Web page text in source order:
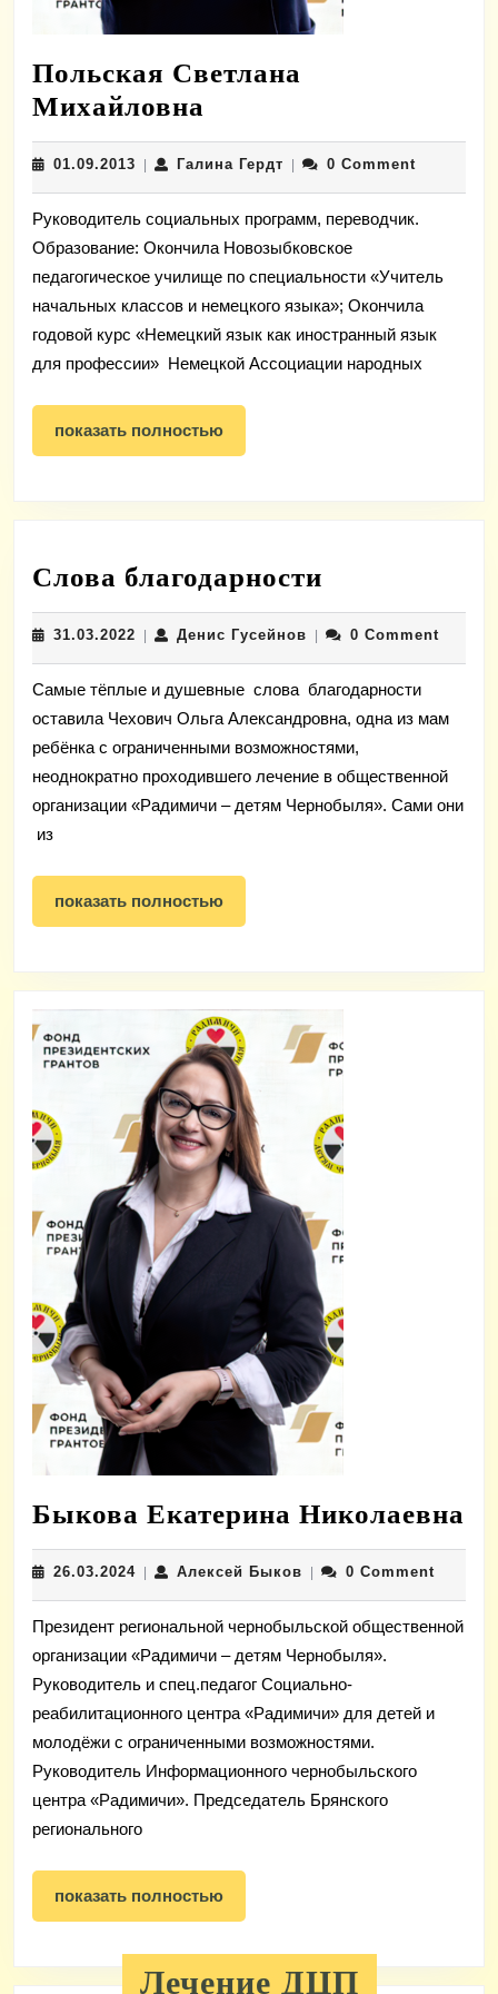
Польская Светлана
Михайловна
Светлана
Михайловна
01.09.2013 01.09.2013
| Галина ГердтГалина
| 0 Comment
Руководитель социальных программ, переводчик.
Образование: Окончила Новозыбковское
педагогическое училище по специальности «Учитель
начальных классов и немецкого языка»; Окончила
годовой курс «Немецкий язык как иностранный язык
для профессии» Немецкой Ассоциации народных
показать полностьюпоказать
полностью
Слова благодарности
31.03.2022 31.03.2022
| Денис ГусейновДенис
| 0 Comment
Самые тёплые и душевные слова благодарности
оставила Чехович Ольга Александровна, одна из мам
ребёнка с ограниченными возможностями,
неоднократно проходившего лечение в общественной
организации «Радимичи – детям Чернобыля». Сами они
из
показать полностьюпоказать
полностью
Быкова Екатерина Николаевна
26.03.202426.03.2024
| Алексей БыковАлексей
| 0 Comment
Президент региональной чернобыльской общественной
организации «Радимичи – детям Чернобыля».
Руководитель и спец.педагог Социально-
реабилитационного центра «Радимичи» для детей и
молодёжи с ограниченными возможностями.
Руководитель Информационного чернобыльского
центра «Радимичи». Председатель Брянского
регионального
показать полностьюпоказать
полностью
Лечение ДЦП